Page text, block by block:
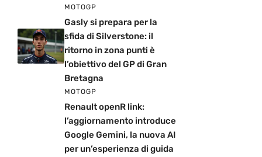
MOTOGP
Gasly si prepara per la
sfida di Silverstone: il
ritorno in zona punti è
l’obiettivo del GP di Gran
Bretagna
MOTOGP
Renault openR link:
l’aggiornamento introduce
Google Gemini, la nuova AI
per un’esperienza di guida